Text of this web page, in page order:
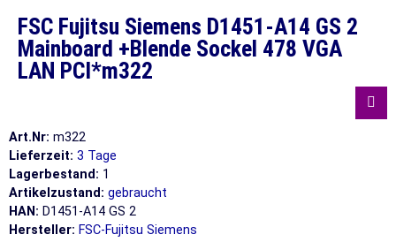
FSC Fujitsu Siemens D1451-A14 GS 2
Mainboard +Blende Sockel 478 VGA
LAN PCI*m322
Art.Nr: m322
Lieferzeit: 3 Tage
Lagerbestand: 1
Artikelzustand: gebraucht
HAN: D1451-A14 GS 2
Hersteller: FSC-Fujitsu Siemens